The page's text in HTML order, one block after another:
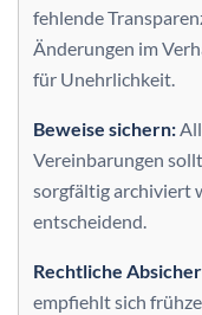
fehlende
Änderungen im
für Unehrlichkeit.
Beweise sichern:
Vereinbarungen
sorgfältig archiviert
entscheidend.
Rechtliche
empfiehlt sich